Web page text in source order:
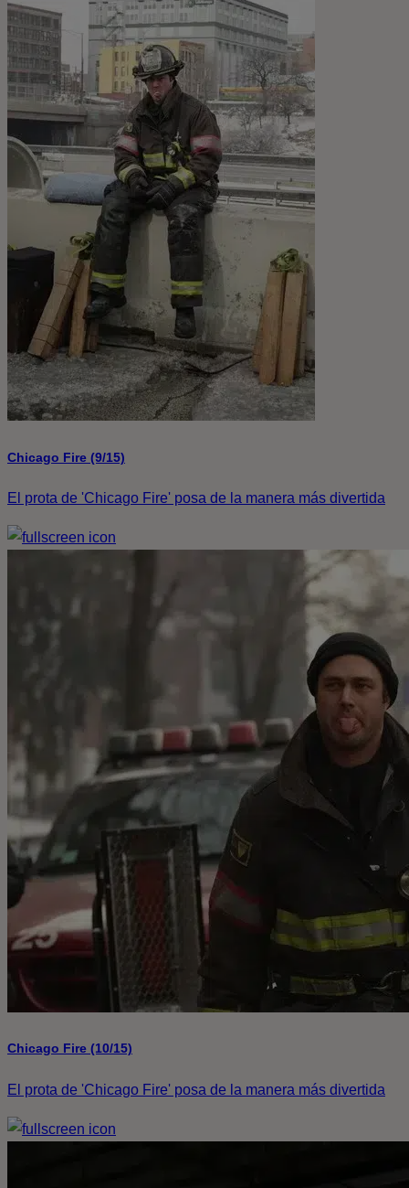
Chicago Fire (9/15)
El prota de 'Chicago Fire' posa de la manera más divertida
Chicago Fire (10/15)
El prota de 'Chicago Fire' posa de la manera más divertida